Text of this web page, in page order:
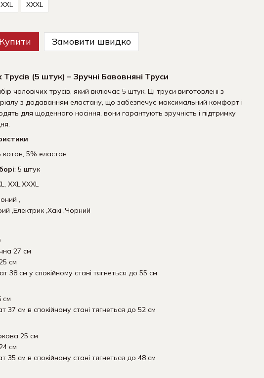
Чорні - комплект 9 пар
XXL XXXL
Купити Замовити швидко
Трусів (5 штук) – Зручні Бавовняні Труси
чоловічих трусів, який включає 5 штук. Ці труси виготовлені з
з додаванням еластану, що забезпечує максимальний комфорт і
для щоденного носіння, вони гарантують зручність і підтримку
котон, 5% еластан
: 5 штук
XXL,XXXL
,
,Електрик ,Хакі ,Чорний
27 см
см
38 см у спокійному стані тягнеться до 55 см
см
37 см в спокійному стані тягнеться до 52 см
25 см
см
35 см в спокійному стані тягнеться до 48 см